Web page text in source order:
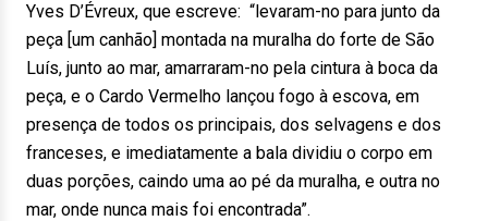
Yves D’Évreux, que escreve: “levaram-no para junto da
peça [um canhão] montada na muralha do forte de São
Luís, junto ao mar, amarraram-no pela cintura à boca da
peça, e o Cardo Vermelho lançou fogo à escova, em
presença de todos os principais, dos selvagens e dos
franceses, e imediatamente a bala dividiu o corpo em
duas porções, caindo uma ao pé da muralha, e outra no
mar, onde nunca mais foi encontrada”.